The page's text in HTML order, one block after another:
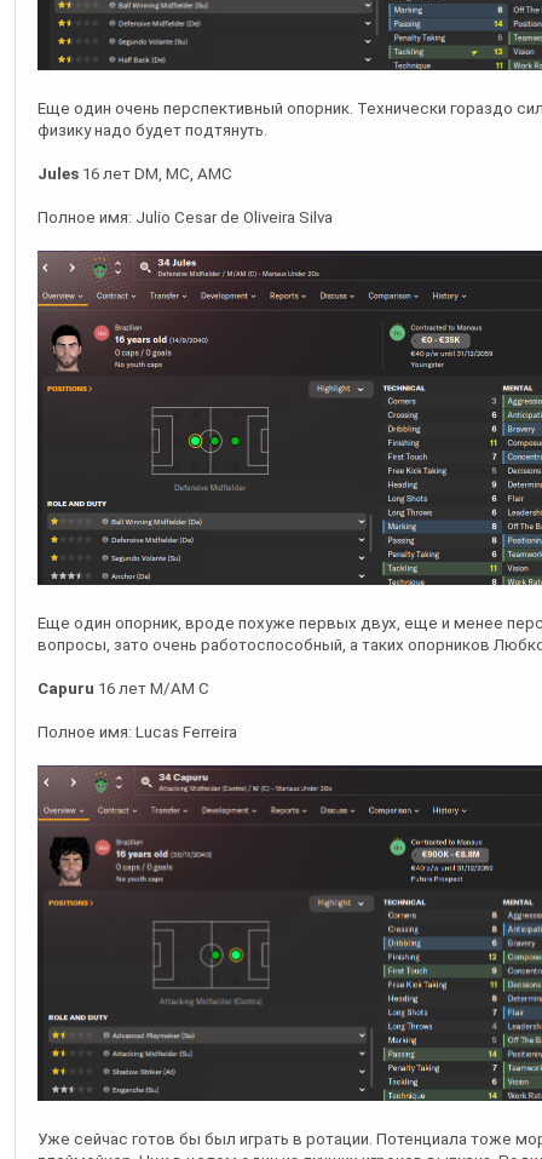
Еще один очень перспективный опорник. Технически гораздо
физику надо будет подтянуть.
Полное имя: Julio Cesar de Oliveira Silva
Еще один опорник, вроде похуже первых двух, еще и менее
вопросы, зато очень работоспособный, а таких опорников
Полное имя: Lucas Ferreira
Уже сейчас готов бы был играть в ротации. Потенциала тоже
плеймейкер. Ну и в целом один из лучших игроков выпуска.
и прозвище.
Ruble16 лет AM R, ST Бразилия/Испания